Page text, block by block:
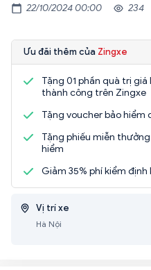
22/10/2024 00:00 234
Ưu đãi thêm của Zingxe
Tặng 01 phần quà trị
thành công trên Zingxe
Tặng voucher bảo hiểm
Tặng phiếu miễn
hiểm
Giảm 35% phí kiểm
Vị trí xe
Hà Nội